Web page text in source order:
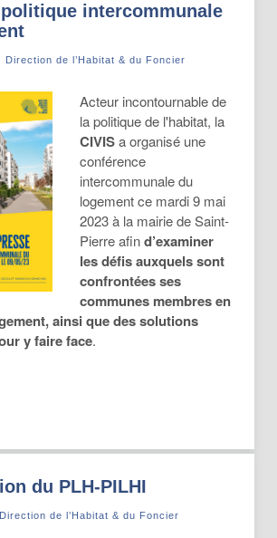
intercommunale
Direction de l’Habitat & du Foncier
Acteur incontournable de
la politique de l'habitat, la
CIVISa organisé une
conférence
intercommunale du
logement ce mardi 9 mai
2023 à la mairie de Saint-
Pierre afind’examiner
les défis auxquels sont
confrontées ses
communes membres en
ainsi que des solutions
y faire face.
du PLH-PILHI
Direction de l’Habitat & du Foncier